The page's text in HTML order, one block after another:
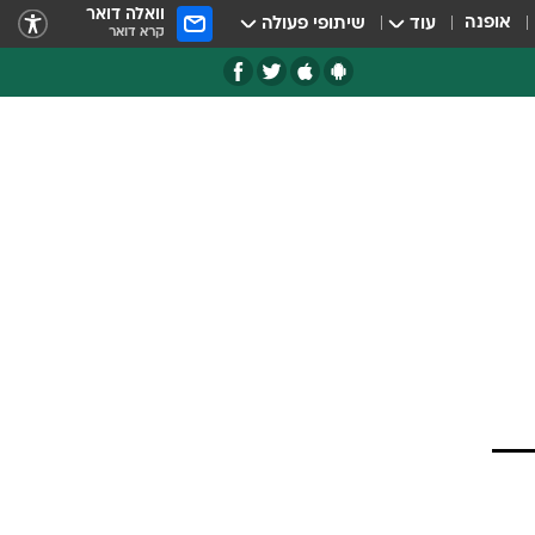
אופנה עוד שיתופי פעולה וואלה דואר
קרא דואר